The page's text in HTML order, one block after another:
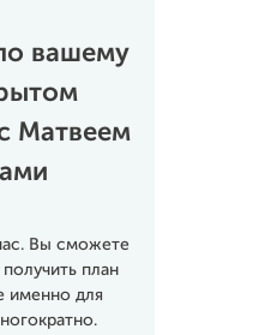
вашему
Матвеем
Вы сможете
план
именно для